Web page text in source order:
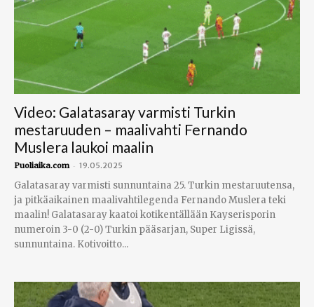
Video: Galatasaray varmisti Turkin
mestaruuden – maalivahti Fernando
Muslera laukoi maalin
Puoliaika.com - 19.05.2025
Galatasaray varmisti sunnuntaina 25. Turkin mestaruutensa,
ja pitkäaikainen maalivahtilegenda Fernando Muslera teki
maalin! Galatasaray kaatoi kotikentällään Kayserisporin
numeroin 3-0 (2-0) Turkin pääsarjan, Super Ligissä,
sunnuntaina. Kotivoitto...